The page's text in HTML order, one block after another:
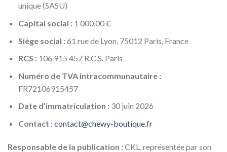
unique (SASU)
Capital social :1 000,00 €
Siège social :61 rue de Lyon, 75012 Paris, France
RCS :106 915 457 R.C.S. Paris
Numéro de TVA intracommunautaire :
FR72106915457
Date d’immatriculation :30 juin 2026
Contact :contact@chewy-boutique.fr
Responsable de la publication :CKL, représentée par son